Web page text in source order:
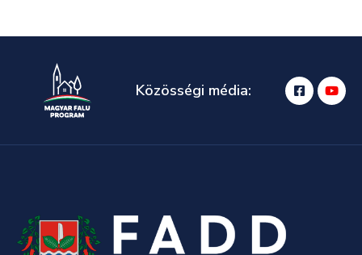
Közösségi média: